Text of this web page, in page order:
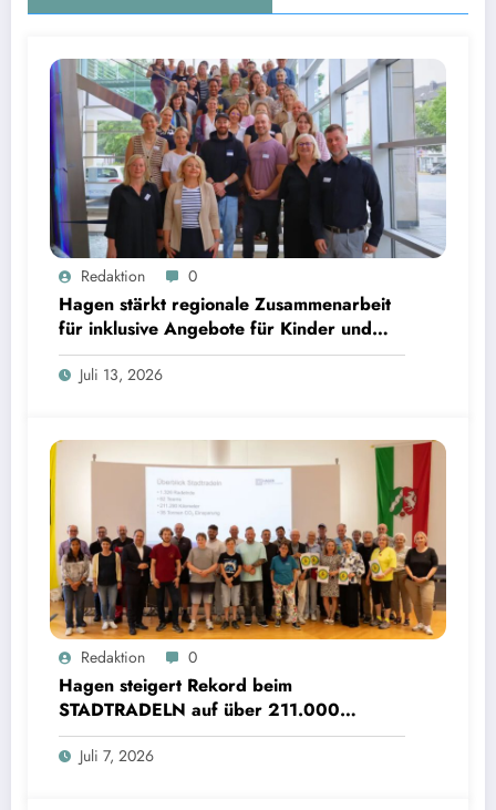
Redaktion 0
Hagen stärkt regionale Zusammenarbeit
für inklusive Angebote für Kinder und
Jugendliche
Juli 13, 2026
Redaktion 0
Hagen steigert Rekord beim
STADTRADELN auf über 211.000
Kilometer und spart 35 Tonnen CO2
Juli 7, 2026